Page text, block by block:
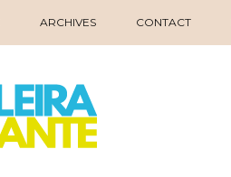
ARCHIVES CONTACT